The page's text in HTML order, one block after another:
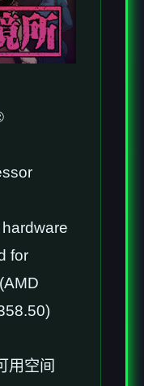
for
用空间